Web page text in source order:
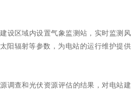
设区域内设置气象监测站，实时监测风
阳辐射等参数，为电站的运行维护提供
调查和光伏资源评估的结果，对电站建